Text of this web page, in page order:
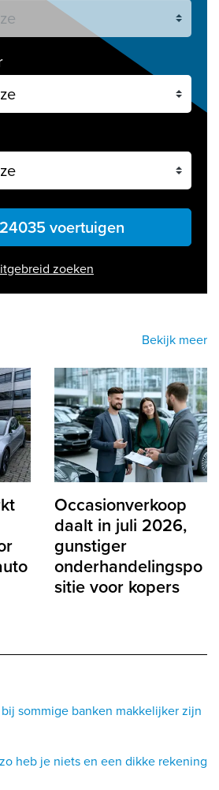
sommige banken makkelijker zijn
heb je niets en een dikke rekening
voertuigen
zoeken
Bekijk meer
Occasionverkoop
daalt in juli 2026,
gunstiger
onderhandelingspo
sitie voor kopers